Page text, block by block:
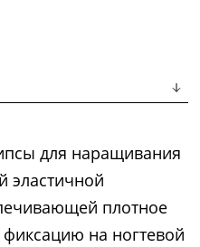
для наращивания
эластичной
плотное
на ногтевой